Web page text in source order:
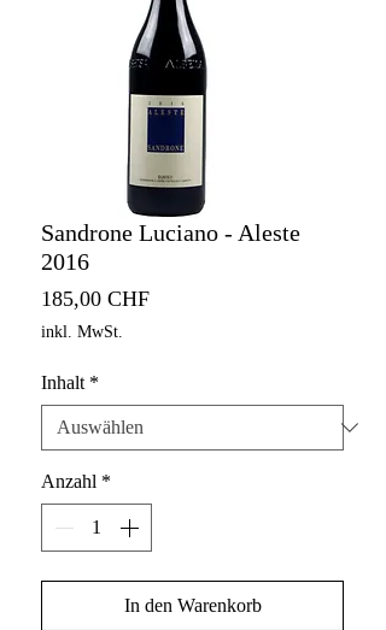
Sandrone Luciano - Aleste
2016
185,00 CHFPreis
inkl. MwSt.
Inhalt *
Anzahl *
In den Warenkorb